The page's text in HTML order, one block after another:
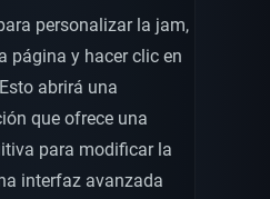
personalizar la jam,
página y hacer clic en
abrirá una
que ofrece una
para modificar la
interfaz avanzada